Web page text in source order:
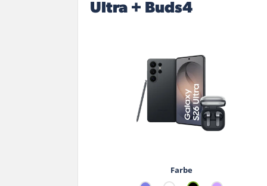
Ultra + Buds4
Farbe